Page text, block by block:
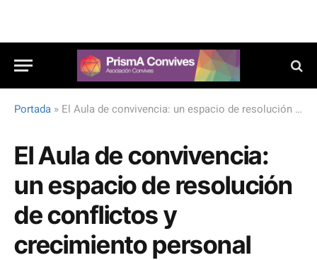
Portada » El Aula de convivencia: un espacio de resolución de conflictos y crecimiento personal
El Aula de convivencia:
un espacio de resolución
de conflictos y
crecimiento personal